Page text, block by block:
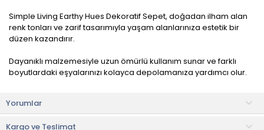
Simple Living Earthy Hues Dekoratif Sepet, doğadan ilham alan
renk tonları ve zarif tasarımıyla yaşam alanlarınıza estetik bir
düzen kazandırır.
Dayanıklı malzemesiyle uzun ömürlü kullanım sunar ve farklı
boyutlardaki eşyalarınızı kolayca depolamanıza yardımcı olur.
mükemmel bir tamamlayıcıdır ve işlevselken her odaya renk
katar.
Yorumlar
Kargo ve Teslimat